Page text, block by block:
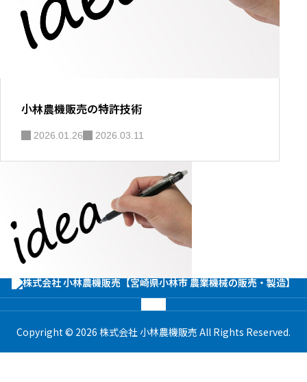
小林農機販売の特許技術
2026.01.26 2026.03.11
小林農機の特許技術
Copyright © 2026 株式会社 小林農機販売 All Rights Reserved.